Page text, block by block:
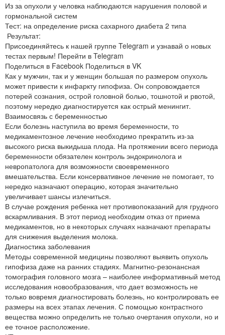
Из за опухоли у человка наблюдаются нарушения половой и
гормональной систем
Тест: на определение риска сахарного диабета 2 типа
Результат:
Присоединяйтесь к нашей группе Telegram и узнавай о новых
тестах первым! Перейти в Telegram
Поделиться в Facebook Поделиться в VK
Как у мужчин, так и у женщин большая по размером опухоль
может привести к инфаркту гипофиза. Он сопровождается
потерей сознания, острой головной болью, тошнотой и рвотой,
поэтому нередко диагностируется как острый менингит.
Взаимосвязь с беременностью
Если болезнь наступила во время беременности, то
медикаментозное лечение необходимо прекратить из-за
высокого риска выкидыша плода. На протяжении всего периода
беременности обязателен контроль эндокринолога и
невропатолога для возможности своевременного
вмешательства. Если консервативное лечение не помогает, то
нередко назначают операцию, которая значительно
увеличивает шансы излечиться.
В случае рождения ребенка нет противопоказаний для грудного
вскармливания. В этот период необходим отказ от приема
медикаментов, но в некоторых случаях назначают препараты
для снижения выделения молока.
Диагностика заболевания
Методы современной медицины позволяют выявить опухоль
гипофиза даже на ранних стадиях. Магнитно-резонансная
томография головного мозга – наиболее информативный метод
исследования новообразования, что дает возможность не
только вовремя диагностировать болезнь, но контролировать ее
размеры на всех этапах лечения. С помощью контрастного
вещества можно определить не только очертания опухоли, но и
ее точное расположение.